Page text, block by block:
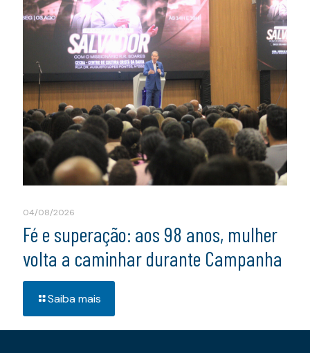
04/08/2026
Fé e superação: aos 98 anos, mulher
volta a caminhar durante Campanha
Saiba mais